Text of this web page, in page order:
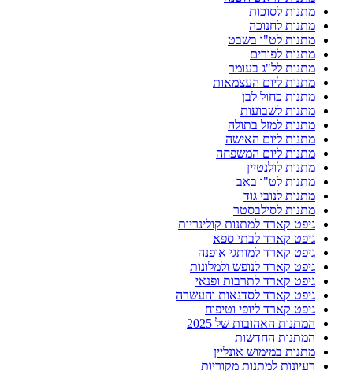
מתנות לסוכות
מתנות לחנוכה
מתנות לט"ו בשבט
מתנות לפורים
מתנות לל"ג בעומר
מתנות ליום העצמאות
מתנות כחול לבן
מתנות לשבועות
מתנות למזל בתולה
מתנות ליום האישה
מתנות ליום המשפחה
מתנות לולנטיין
מתנות לט"ו באב
מתנות לנובי גוד
מתנות לסילבסטר
גיפט קארד למתנות קולינריות
גיפט קארד לבתי ספא
גיפט קארד למותגי אופנה
גיפט קארד לנופש ולמלונות
גיפט קארד לתרבות ופנאי
גיפט קארד לסדנאות והעשרה
גיפט קארד ליופי וטיפוח
המתנות האהובות של 2025
המתנות החדשות
מתנות במימוש אונליין
רעיונות למתנות מקוריות